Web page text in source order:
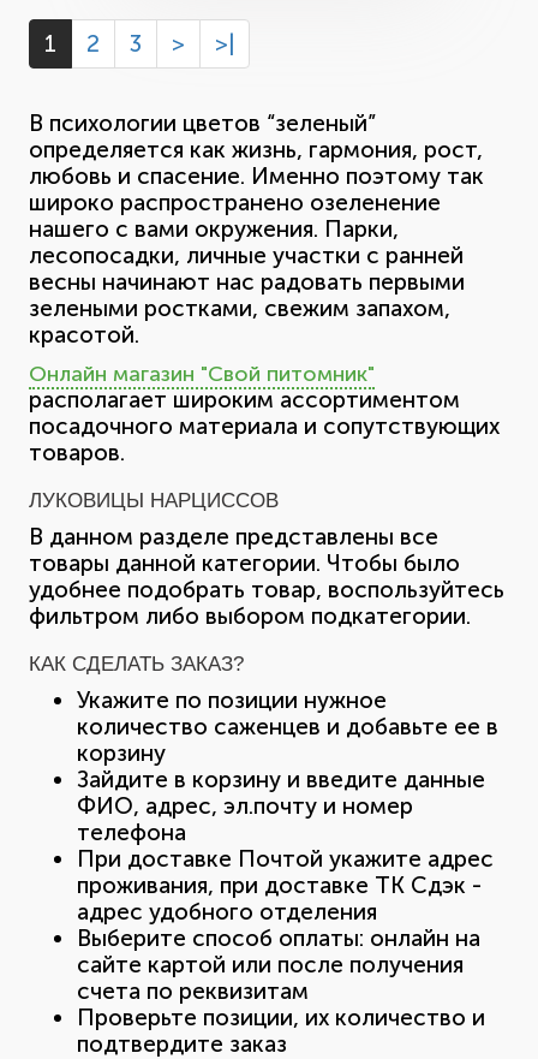
1 2 3 > >|
В психологии цветов “зеленый”
определяется как жизнь, гармония, рост,
любовь и спасение. Именно поэтому так
широко распространено озеленение
нашего с вами окружения. Парки,
лесопосадки, личные участки с ранней
весны начинают нас радовать первыми
зелеными ростками, свежим запахом,
красотой.
Онлайн магазин "Свой питомник"
располагает широким ассортиментом
посадочного материала и сопутствующих
товаров.
ЛУКОВИЦЫ НАРЦИССОВ
В данном разделе представлены все
товары данной категории. Чтобы было
удобнее подобрать товар, воспользуйтесь
фильтром либо выбором подкатегории.
КАК СДЕЛАТЬ ЗАКАЗ?
Укажите по позиции нужное
количество саженцев и добавьте ее в
корзину
Зайдите в корзину и введите данные
ФИО, адрес, эл.почту и номер
телефона
При доставке Почтой укажите адрес
проживания, при доставке ТК Сдэк -
адрес удобного отделения
Выберите способ оплаты: онлайн на
сайте картой или после получения
счета по реквизитам
Проверьте позиции, их количество и
подтвердите заказ